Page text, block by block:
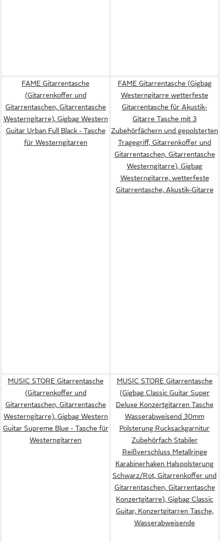
FAME Gitarrentasche
(Gitarrenkoffer und
Gitarrentaschen, Gitarrentasche
Westerngitarre), Gigbag Western
Guitar Urban Full Black - Tasche
für Westerngitarren
FAME Gitarrentasche (Gigbag
Westerngitarre wetterfeste
Gitarrentasche für Akustik-
Gitarre Tasche mit 3
Zubehörfächern und gepolsterten
Tragegriff, Gitarrenkoffer und
Gitarrentaschen, Gitarrentasche
Westerngitarre), Gigbag
Westerngitarre, wetterfeste
Gitarrentasche, Akustik-Gitarre
MUSIC STORE Gitarrentasche
(Gitarrenkoffer und
Gitarrentaschen, Gitarrentasche
Westerngitarre), Gigbag Western
Guitar Supreme Blue - Tasche für
Westerngitarren
MUSIC STORE Gitarrentasche
(Gigbag Classic Guitar Super
Deluxe Konzertgitarren Tasche
Wasserabweisend 30mm
Polsterung Rucksackgarnitur
Zubehörfach Stabiler
Reißverschluss Metallringe
Karabinerhaken Halspolsterung
Schwarz/Rot, Gitarrenkoffer und
Gitarrentaschen, Gitarrentasche
Konzertgitarre), Gigbag Classic
Guitar, Konzertgitarren Tasche,
Wasserabweisende